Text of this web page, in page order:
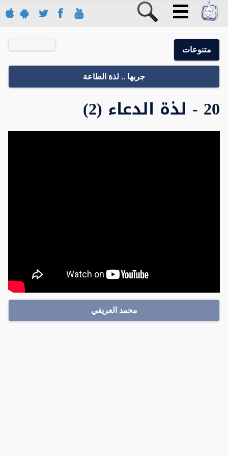
متنوعات
جربها .. لذة الطاعة
20 - لذة الدعاء (2)
محمد العريفي